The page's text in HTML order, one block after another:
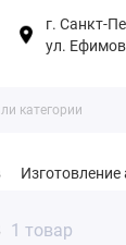
г. Санкт-
ул.
1 товар